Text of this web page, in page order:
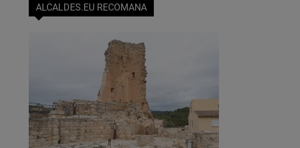
ALCALDES.EU RECOMANA